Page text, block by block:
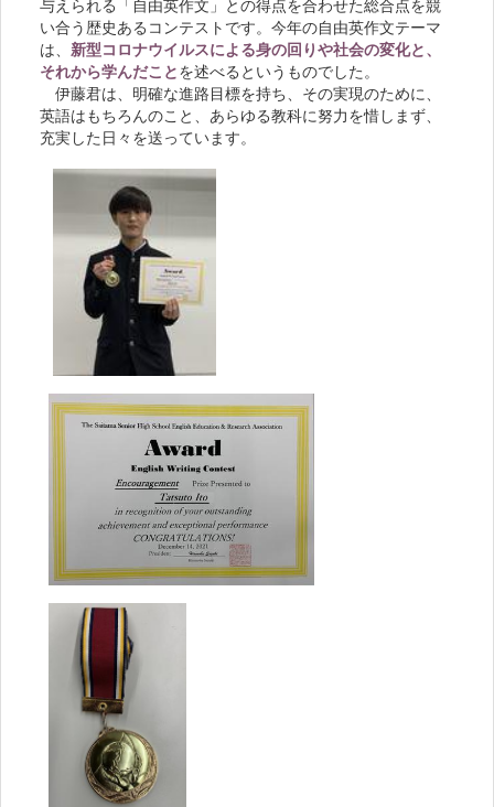
与えられる「自由英作文」との得点を合わせた総合点を競
い合う歴史あるコンテストです。今年の自由英作文テーマ
は、 新型コロナウイルスによる身の回りや社会の変化と、
それから学んだことを述べるというものでした。
伊藤君は、明確な進路目標を持ち、その実現のために、
英語はもちろんのこと、あらゆる教科に努力を惜しまず、
充実した日々を送っています。